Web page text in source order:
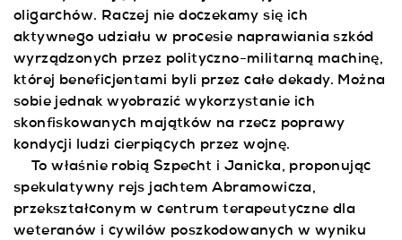
oligarchów. Raczej nie doczekamy się ich
aktywnego udziału w procesie naprawiania szkód
wyrządzonych przez polityczno-militarną machinę,
której beneficjentami byli przez całe dekady. Można
sobie jednak wyobrazić wykorzystanie ich
skonfiskowanych majątków na rzecz poprawy
kondycji ludzi cierpiących przez wojnę.
To właśnie robią Szpecht i Janicka, proponując
spekulatywny rejs jachtem Abramowicza,
przekształconym w centrum terapeutyczne dla
weteranów i cywilów poszkodowanych w wyniku